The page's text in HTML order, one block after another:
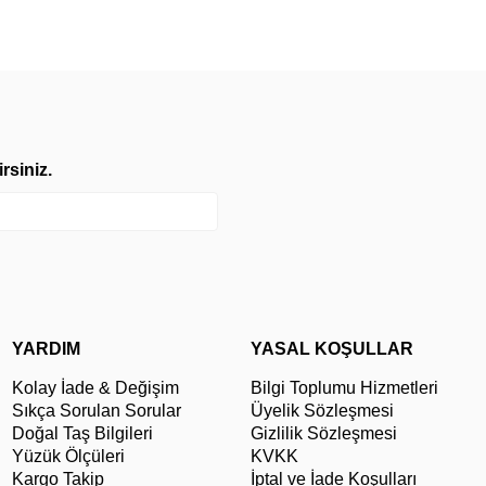
YARDIM
Kolay İade & Değişim
Sıkça Sorulan Sorular
Doğal Taş Bilgileri
Yüzük Ölçüleri
Kargo Takip
YASAL KOŞULLAR
Bilgi Toplumu Hizmetleri
Üyelik Sözleşmesi
Gizlilik Sözleşmesi
KVKK
İptal ve İade Koşulları